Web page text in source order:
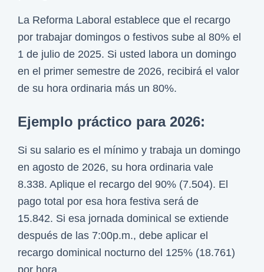
La Reforma Laboral establece que el recargo
por trabajar domingos o festivos sube al 80% el
1 de julio de 2025. Si usted labora un domingo
en el primer semestre de 2026, recibirá el valor
de su hora ordinaria más un 80%.
Ejemplo práctico para 2026:
Si su salario es el mínimo y trabaja un domingo
en agosto de 2026, su hora ordinaria vale
8.338. Aplique el recargo del 90% (7.504). El
pago total por esa hora festiva será de
15.842. Si esa jornada dominical se extiende
después de las 7:00p.m., debe aplicar el
recargo dominical nocturno del 125% (18.761)
por hora.